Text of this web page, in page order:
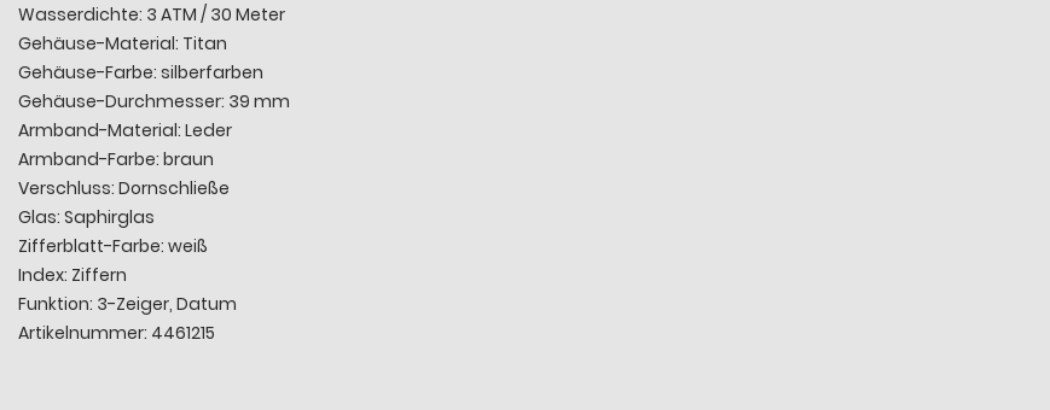
Wasserdichte: 3 ATM / 30 Meter
Gehäuse-Material: Titan
Gehäuse-Farbe: silberfarben
Gehäuse-Durchmesser: 39 mm
Armband-Material: Leder
Armband-Farbe: braun
Verschluss: Dornschließe
Glas: Saphirglas
Zifferblatt-Farbe: weiß
Index: Ziffern
Funktion: 3-Zeiger, Datum
Artikelnummer: 4461215